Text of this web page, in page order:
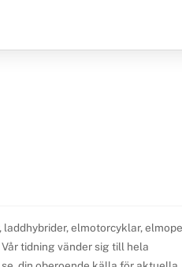
elmotorcyklar,
tidning vänder sig till hela